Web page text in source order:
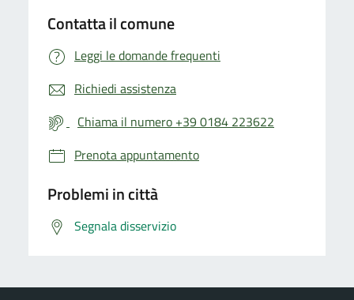
Contatta il comune
Leggi le domande frequenti
Richiedi assistenza
Chiama il numero +39 0184 223622
Prenota appuntamento
Problemi in città
Segnala disservizio